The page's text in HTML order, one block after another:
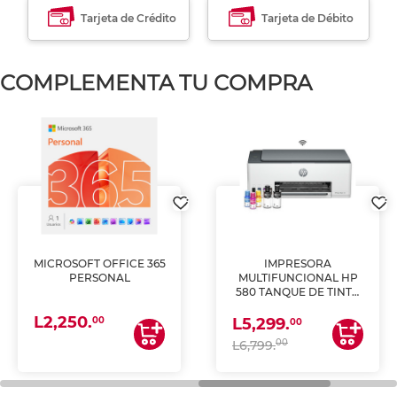
Tarjeta de Crédito Tarjeta de Débito
COMPLEMENTA TU COMPRA
MICROSOFT OFFICE 365
PERSONAL
L2,250.00
IMPRESORA
MULTIFUNCIONAL HP
580 TANQUE DE TINTA
ESCANEA)
L5,299.00
L6,799.00